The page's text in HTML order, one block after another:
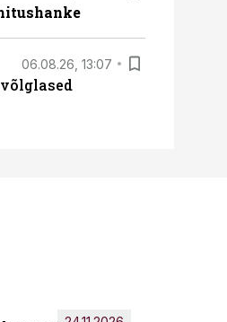
06.08.26, 13:07